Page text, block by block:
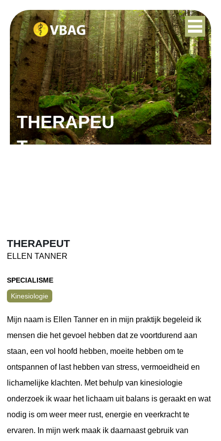
THERAPEU
T
THERAPEUT
ELLEN TANNER
SPECIALISME
Kinesiologie
Mijn naam is Ellen Tanner en in mijn praktijk begeleid ik
mensen die het gevoel hebben dat ze voortdurend aan
staan, een vol hoofd hebben, moeite hebben om te
ontspannen of last hebben van stress, vermoeidheid en
lichamelijke klachten. Met behulp van kinesiologie
onderzoek ik waar het lichaam uit balans is geraakt en wat
nodig is om weer meer rust, energie en veerkracht te
ervaren. In mijn werk maak ik daarnaast gebruik van